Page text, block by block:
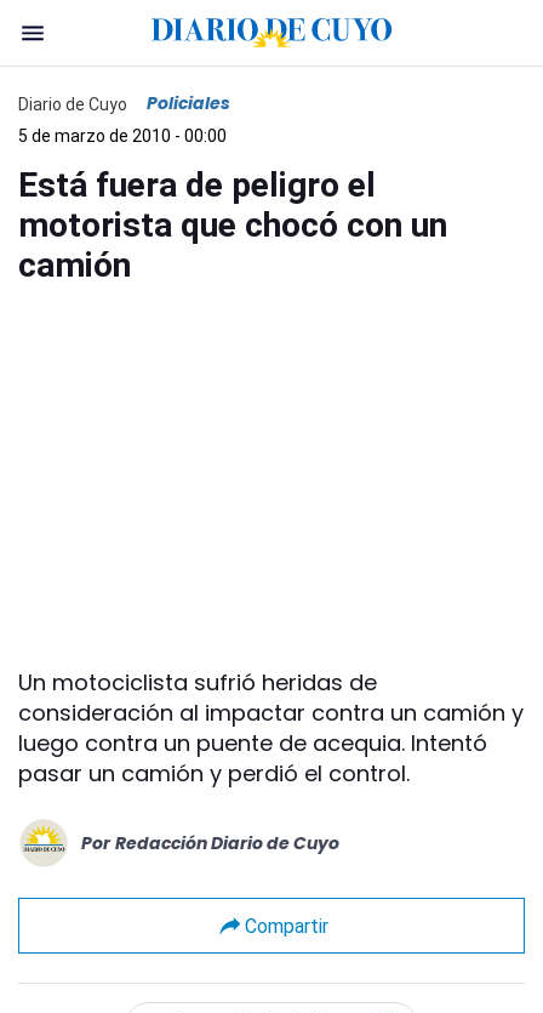
Diario de Cuyo Policiales
5 de marzo de 2010 - 00:00
Está fuera de peligro el
motorista que chocó con un
camión
Un motociclista sufrió heridas de
consideración al impactar contra un camión y
luego contra un puente de acequia. Intentó
pasar un camión y perdió el control.
Por Redacción Diario de Cuyo
Compartir